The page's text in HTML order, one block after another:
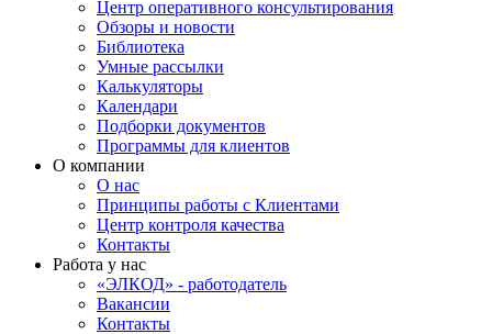
Центр оперативного консультирования
Обзоры и новости
Библиотека
Умные рассылки
Калькуляторы
Календари
Подборки документов
Программы для клиентов
О компании
О нас
Принципы работы с Клиентами
Центр контроля качества
Контакты
Работа у нас
«ЭЛКОД» - работодатель
Вакансии
Контакты